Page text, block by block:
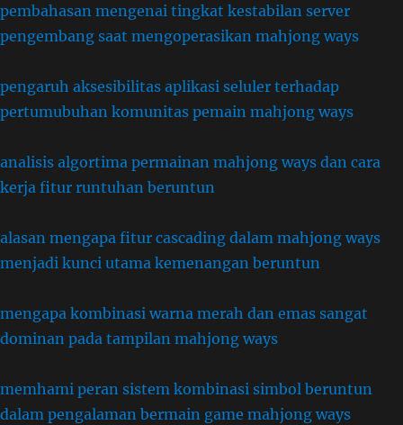
pembahasan mengenai tingkat kestabilan server
pengembang saat mengoperasikan mahjong ways
pengaruh aksesibilitas aplikasi seluler terhadap
pertumubuhan komunitas pemain mahjong ways
analisis algortima permainan mahjong ways dan cara
kerja fitur runtuhan beruntun
alasan mengapa fitur cascading dalam mahjong ways
menjadi kunci utama kemenangan beruntun
mengapa kombinasi warna merah dan emas sangat
dominan pada tampilan mahjong ways
memhami peran sistem kombinasi simbol beruntun
dalam pengalaman bermain game mahjong ways